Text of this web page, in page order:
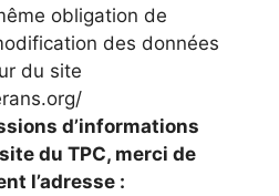
obligation de
des données
du site
d’informations
du TPC, merci de
l’adresse :